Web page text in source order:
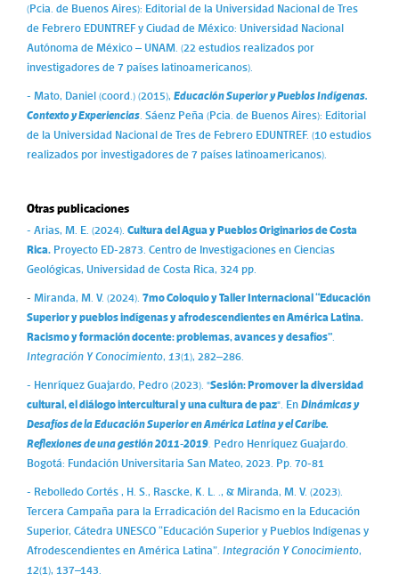
(Pcia. de Buenos Aires): Editorial de la Universidad Nacional de Tres
de Febrero EDUNTREF y Ciudad de México: Universidad Nacional
Autónoma de México – UNAM. (22 estudios realizados por
investigadores de 7 países latinoamericanos).
- Mato, Daniel (coord.) (2015), Educación Superior y Pueblos Indígenas.
Contexto y Experiencias . Sáenz Peña (Pcia. de Buenos Aires): Editorial
de la Universidad Nacional de Tres de Febrero EDUNTREF. (10 estudios
realizados por investigadores de 7 países latinoamericanos).
Otras publicaciones
- Arias, M. E. (2024). Cultura del Agua y Pueblos Originarios de Costa
Rica. Proyecto ED-2873. Centro de Investigaciones en Ciencias
Geológicas, Universidad de Costa Rica, 324 pp.
- Miranda, M. V. (2024). 7mo Coloquio y Taller Internacional “Educación
Superior y pueblos indígenas y afrodescendientes en América Latina.
Racismo y formación docente: problemas, avances y desafíos”
Integración Y Conocimiento, 13(1), 282–286.
- Henríquez Guajardo, Pedro (2023). "Sesión: Promover la diversidad
cultural, el diálogo intercultural y una cultura de paz". En Dinámicas y
Desafíos de la Educación Superior en América Latina y el Caribe.
Reflexiones de una gestión 2011-2019 Pedro Henríquez Guajardo.
Bogotá: Fundación Universitaria San Mateo, 2023. Pp. 70-81
- Rebolledo Cortés , H. S., Rascke, K. L. ., & Miranda, M. V. (2023).
Tercera Campaña para la Erradicación del Racismo en la Educación
Superior, Cátedra UNESCO “Educación Superior y Pueblos Indígenas y
Afrodescendientes en América Latina”. Integración Y Conocimiento,
12(1), 137–143.